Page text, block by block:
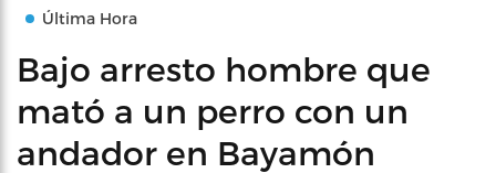
Última Hora
Bajo arresto hombre que
mató a un perro con un
andador en Bayamón